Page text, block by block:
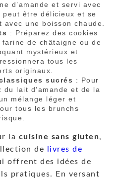
d’amande et servi avec
peut être délicieux et se
avec une boisson chaude.
: Préparez des cookies
de châtaigne ou de
mystérieux et
tous les
originaux.
sucrés : Pour
lait d’amande et de la
mélange léger et
tous les brunchs
la cuisine sans gluten,
de
livres de
offrent des idées de
pratiques. En versant